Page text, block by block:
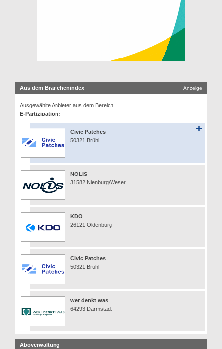
Aus dem Branchenindex Anzeige
Ausgewählte Anbieter aus dem Bereich
E-Partizipation:
Civic Patches
50321 Brühl
NOLIS
31582 Nienburg/Weser
KDO
26121 Oldenburg
Civic Patches
50321 Brühl
wer denkt was
64293 Darmstadt
Aboverwaltung